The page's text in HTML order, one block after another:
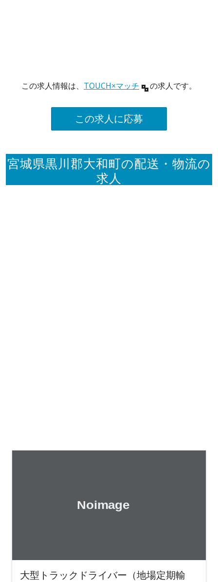
この求人情報は、 TOUCH×マッチ の求人です。
この求人に応募
宮城県黒川郡大和町の配送・物流の
求人
大型トラックドライバー（地場定期輸